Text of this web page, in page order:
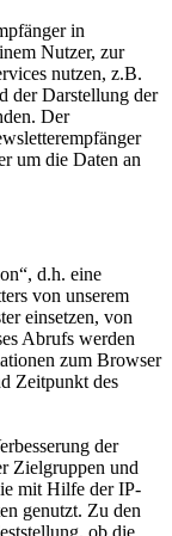
in
Nutzer, zur
nutzen, z.B.
der Darstellung der
Der
um die Daten an
d.h. eine
von unserem
einsetzen, von
Abrufs werden
zum Browser
Zeitpunkt des
der
Zielgruppen und
mit Hilfe der IP-
genutzt. Zu den
ob die